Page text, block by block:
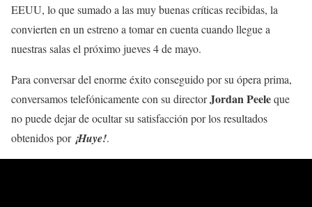
EEUU, lo que sumado a las muy buenas críticas recibidas, la
convierten en un estreno a tomar en cuenta cuando llegue a
nuestras salas el próximo jueves 4 de mayo.
Para conversar del enorme éxito conseguido por su ópera prima,
conversamos telefónicamente con su directorJordan Peeleque
no puede dejar de ocultar su satisfacción por los resultados
obtenidos por ¡Huye!.